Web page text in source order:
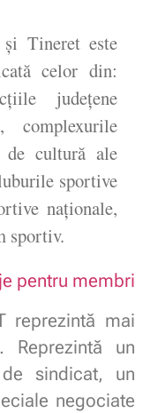
Tineret este
celor din:
judeţene
de cultură ale
sportive
naţionale,
sportiv.
pentru membri
reprezintă mai
un
sindicat, un
negociate